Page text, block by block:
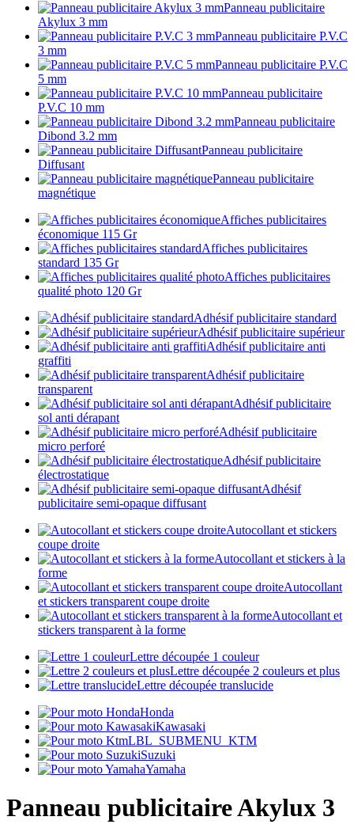
Panneau publicitaire
Akylux 3 mm
Panneau publicitaire P.V.C
3 mm
Panneau publicitaire P.V.C
5 mm
Panneau publicitaire
P.V.C 10 mm
Panneau publicitaire
Dibond 3.2 mm
Panneau publicitaire
Diffusant
Panneau publicitaire
magnétique
Affiches publicitaires
économique 115 Gr
Affiches publicitaires
standard 135 Gr
Affiches publicitaires
qualité photo 120 Gr
Adhésif publicitaire standard
Adhésif publicitaire supérieur
Adhésif publicitaire anti
graffiti
Adhésif publicitaire
transparent
Adhésif publicitaire
sol anti dérapant
Adhésif publicitaire
micro perforé
Adhésif publicitaire
électrostatique
Adhésif
publicitaire semi-opaque diffusant
Autocollant et stickers
coupe droite
Autocollant et stickers à la
forme
Autocollant
et stickers transparent coupe droite
Autocollant et
stickers transparent à la forme
Lettre découpée 1 couleur
Lettre découpée 2 couleurs et plus
Lettre découpée translucide
Honda
Kawasaki
LBL_SUBMENU_KTM
Suzuki
Yamaha
Panneau publicitaire Akylux 3